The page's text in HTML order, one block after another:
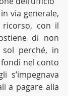
via generale,
con il
di non
perché, in
fondi nel conto
s’impegnava
a pagare alla